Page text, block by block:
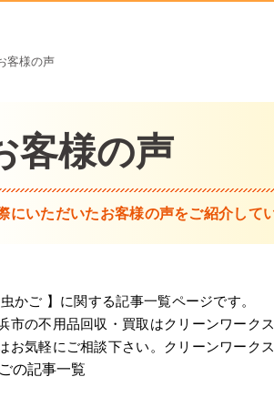
客様の声
客様の声
にいただいたお客様の声をご紹介してい
虫かご 】に関する記事一覧ページです。
市の不用品回収・買取はクリーンワーク
お気軽にご相談下さい。クリーンワーク
の記事一覧